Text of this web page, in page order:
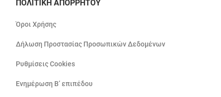
ΠΟΛΙΤΙΚΗ ΑΠΟΡΡΗΤΟΥ
Όροι Χρήσης
Δήλωση Προστασίας Προσωπικών Δεδομένων
Ρυθμίσεις Cookies
Ενημέρωση Β’ επιπέδου